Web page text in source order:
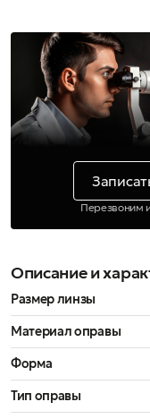
Перезвоним
Описание и
Размер линзы
Материал оправы
Форма
Тип оправы